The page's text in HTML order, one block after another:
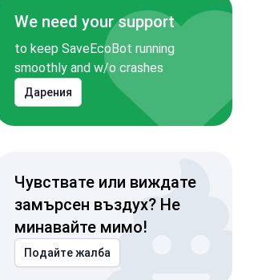
We need your support
to keep SaveEcoBot running
smoothly and w/o crashes
Дарения
Чувствате или виждате
замърсен въздух? Не
минавайте мимо!
Подайте жалба